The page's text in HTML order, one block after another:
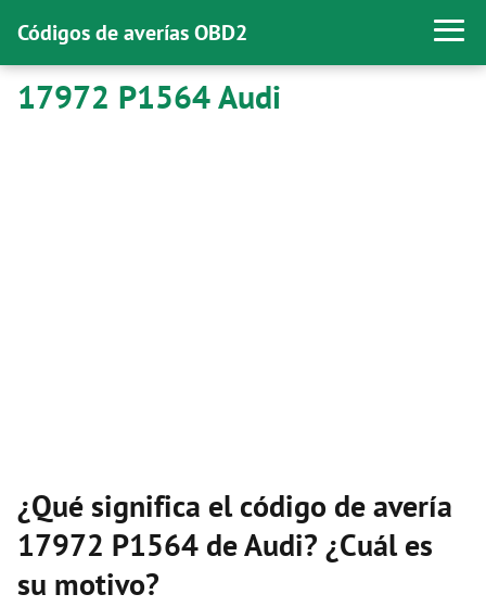
Códigos de averías OBD2
17972 P1564 Audi
¿Qué significa el código de avería
17972 P1564 de Audi? ¿Cuál es
su motivo?